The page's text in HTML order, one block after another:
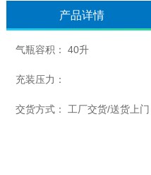
产品详情
气瓶容积： 40升
充装压力：
交货方式： 工厂交货/送货上门